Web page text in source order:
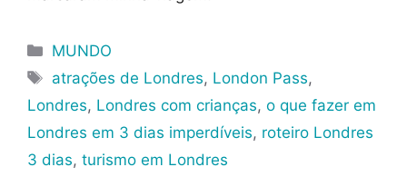
Categorias
MUNDO
Tags
atrações de Londres, London Pass,
Londres, Londres com crianças, o que fazer em
Londres em 3 dias imperdíveis, roteiro Londres
3 dias, turismo em Londres